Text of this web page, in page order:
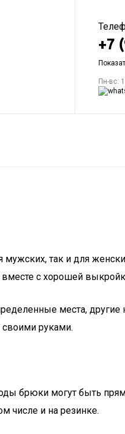
+7
Пн-вс:
так и для
с хорошей
места, другие
своими руками.
брюки могут быть
числе и на резинке.